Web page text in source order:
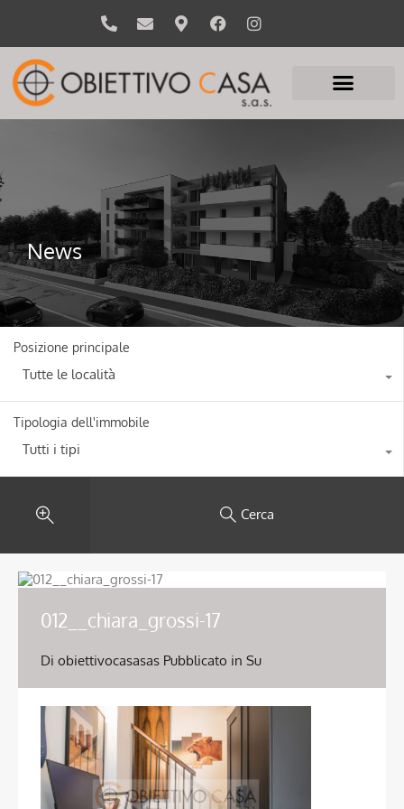
News
Posizione principale
Tutte le località
Tipologia dell'immobile
Tutti i tipi
Cerca
012__chiara_grossi-17
Di obiettivocasasas Pubblicato in Su